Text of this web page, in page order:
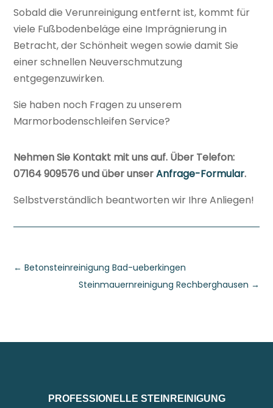
Sobald die Verunreinigung entfernt ist, kommt für
viele Fußbodenbeläge eine Imprägnierung in
Betracht, der Schönheit wegen sowie damit Sie
einer schnellen Neuverschmutzung
entgegenzuwirken.
Sie haben noch Fragen zu unserem
Marmorbodenschleifen Service?
Nehmen Sie Kontakt mit uns auf. Über Telefon:
07164 909576 und über unserAnfrage-Formular.
Selbstverständlich beantworten wir Ihre Anliegen!
←Betonsteinreinigung Bad-ueberkingen
Steinmauernreinigung Rechberghausen →
PROFESSIONELLE STEINREINIGUNG